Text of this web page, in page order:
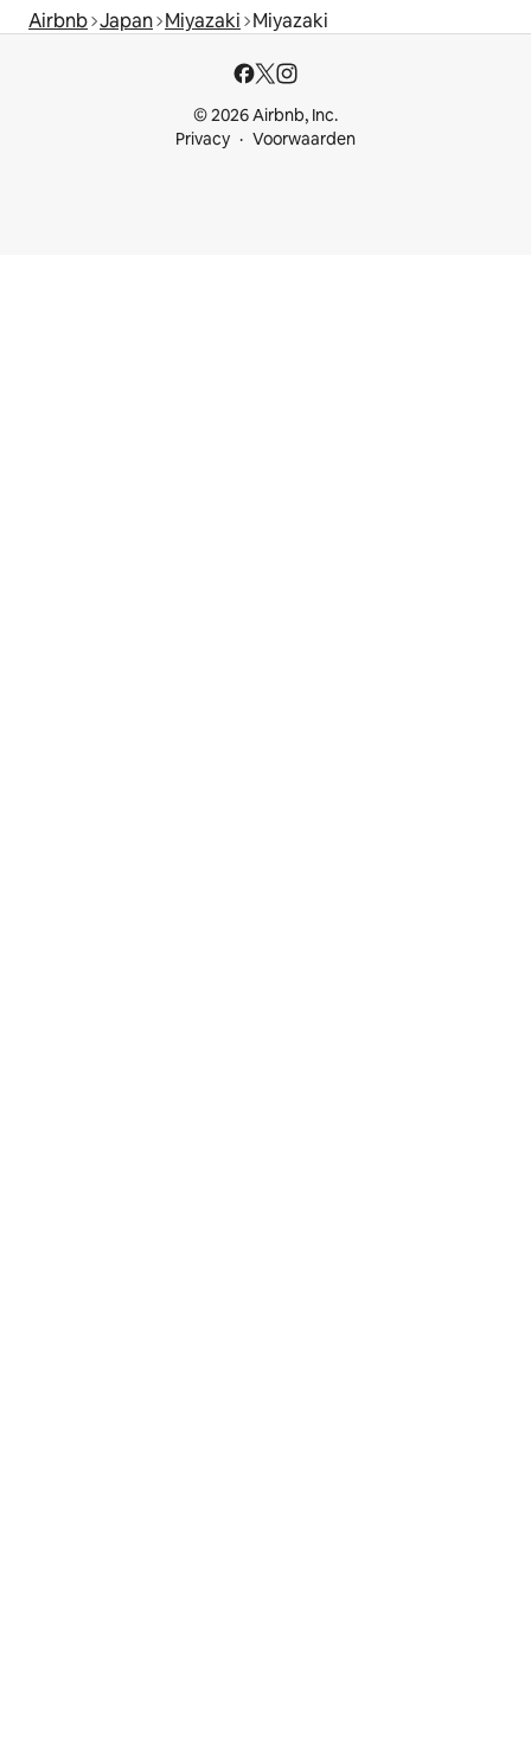
Airbnb Japan Miyazaki Miyazaki
© 2026 Airbnb, Inc.
Privacy
Voorwaarden